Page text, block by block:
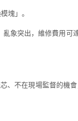
塊」。
象突出，維修費用可
、不在現場監督的機